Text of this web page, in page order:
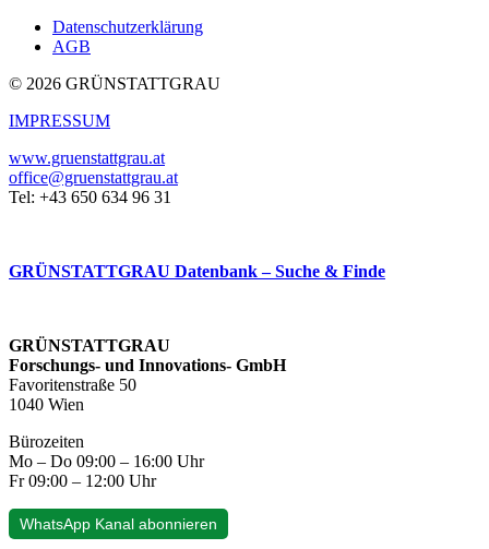
Datenschutzerklärung
AGB
© 2026 GRÜNSTATTGRAU
IMPRESSUM
www.gruenstattgrau.at
office@gruenstattgrau.at
Tel: +43 650 634 96 31
GRÜNSTATTGRAU Datenbank – Suche & Finde
GRÜNSTATTGRAU
Forschungs- und Innovations- GmbH
Favoritenstraße 50
1040 Wien
Bürozeiten
Mo – Do 09:00 – 16:00 Uhr
Fr 09:00 – 12:00 Uhr
WhatsApp Kanal abonnieren